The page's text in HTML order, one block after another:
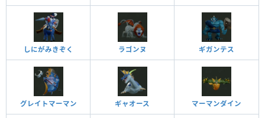
しにがみきぞく ラゴンヌ ギガンテス
グレイトマーマン ギャオース マーマンダイン